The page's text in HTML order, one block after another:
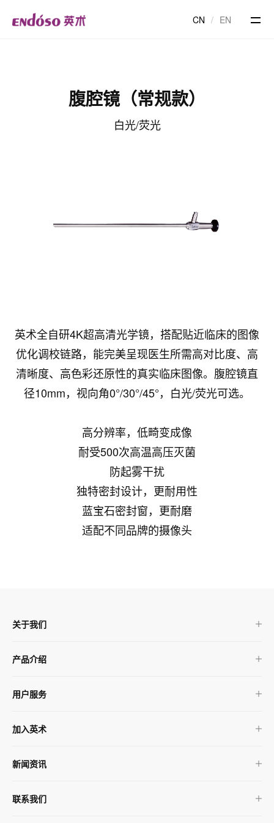
CN / EN
腹腔镜（常规款）
白光/荧光
英术全自研4K超高清光学镜，搭配贴近临床的图像
优化调校链路，能完美呈现医生所需高对比度、高
清晰度、高色彩还原性的真实临床图像。腹腔镜直
径10mm，视向角0°/30°/45°，白光/荧光可选。
高分辨率，低畸变成像
耐受500次高温高压灭菌
防起雾干扰
独特密封设计，更耐用性
蓝宝石密封窗，更耐磨
适配不同品牌的摄像头
关于我们
产品介绍
用户服务
加入英术
新闻资讯
联系我们